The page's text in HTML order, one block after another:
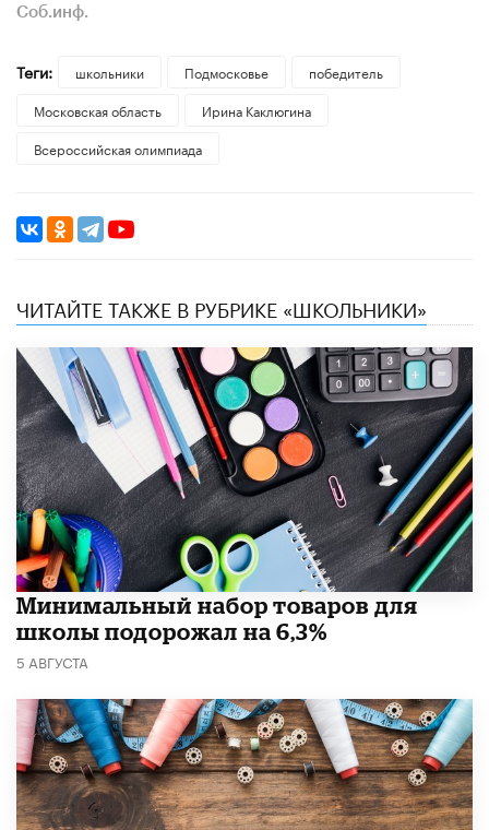
Соб.инф.
Теги: школьники Подмосковье
победитель
Московская область
Ирина Каклюгина
Всероссийская олимпиада
ЧИТАЙТЕ ТАКЖЕ В РУБРИКЕ «ШКОЛЬНИКИ»
Минимальный набор товаров для
школы подорожал на 6,3%
5 АВГУСТА